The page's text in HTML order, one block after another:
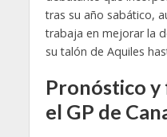
tras su año sabático,
trabaja en mejorar la
su talón de Aquiles
Pronóstico
el GP de